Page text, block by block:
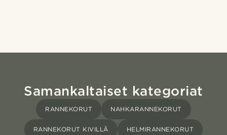
Samankaltaiset kategoriat
RANNEKORUT NAHKARANNEKORUT
RANNEKORUT KIVILLÄ HELMIRANNEKORUT